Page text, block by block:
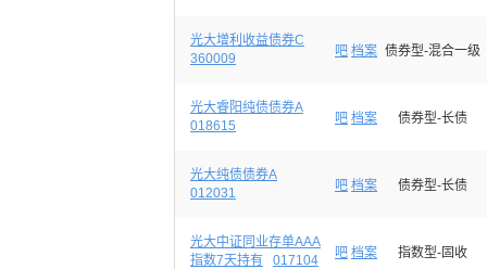
光大增利收益债券C
360009
吧 档案 债券型-混合一级
光大睿阳纯债债券A
018615
吧 档案 债券型-长债
光大纯债债券A
012031
吧 档案 债券型-长债
光大中证同业存单AAA
指数7天持有
017104 吧 档案 指数型-固收